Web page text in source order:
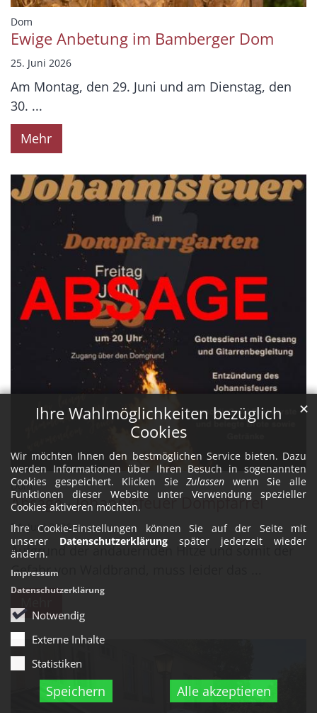
Ihre Wahlmöglichkeiten bezüglich
Cookies
Wir möchten Ihnen den bestmöglichen Service bieten. Dazu
werden Informationen über Ihren Besuch in sogenannten
Cookies gespeichert. Klicken SieZulassen wenn Sie alle
Funktionen dieser Website unter Verwendung spezieller
Cookies aktiveren möchten.
Ihre Cookie-Einstellungen können Sie auf der Seite mit
unserer Datenschutzerklärung später jederzeit wieder
ändern.
Notwendig
Externe Inhalte
Statistiken
Speichern Alle akzeptieren
✕
Impressum
Datenschutzerklärung
Dom
Ewige Anbetung im Bamberger Dom
25. Juni 2026
Am Montag, den 29. Juni und am Dienstag, den
30. ...
Mehr
Dom:
Absage - Johannisfeuer Dompfarrei
24. Juni 2026
Aufgrund der andauernden Hitze und somit der
Gefahr von Waldbrand, muss leider das ...